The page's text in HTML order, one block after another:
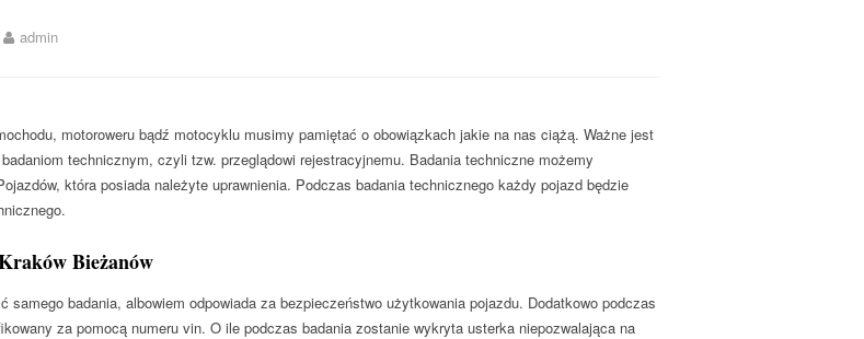
admin
motoroweru bądź motocyklu musimy pamiętać o obowiązkach jakie na nas ciążą. Ważne jest
technicznym, czyli tzw. przeglądowi rejestracyjnemu. Badania techniczne możemy
która posiada należyte uprawnienia. Podczas badania technicznego każdy pojazd będzie
Bieżanów
samego badania, albowiem odpowiada za bezpieczeństwo użytkowania pojazdu. Dodatkowo podczas
za pomocą numeru vin. O ile podczas badania zostanie wykryta usterka niepozwalająca na